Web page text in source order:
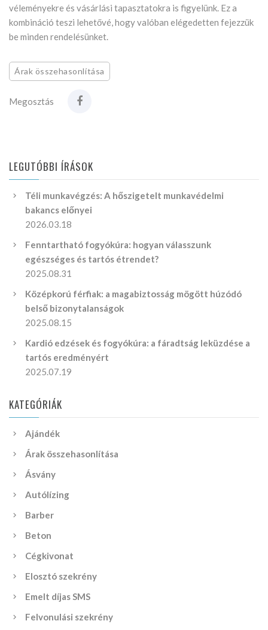
véleményekre és vásárlási tapasztatokra is figyelünk. Ez a
kombináció teszi lehetővé, hogy valóban elégedetten fejezzük
be minden rendelésünket.
Árak összehasonlítása
Megosztás
LEGUTÓBBI ÍRÁSOK
Téli munkavégzés: A hőszigetelt munkavédelmi
bakancs előnyei
2026.03.18
Fenntartható fogyókúra: hogyan válasszunk
egészséges és tartós étrendet?
2025.08.31
Középkorú férfiak: a magabiztosság mögött húzódó
belső bizonytalanságok
2025.08.15
Kardió edzések és fogyókúra: a fáradtság leküzdése a
tartós eredményért
2025.07.19
KATEGÓRIÁK
Ajándék
Árak összehasonlítása
Ásvány
Autólízing
Barber
Beton
Cégkivonat
Elosztó szekrény
Emelt díjas SMS
Felvonulási szekrény